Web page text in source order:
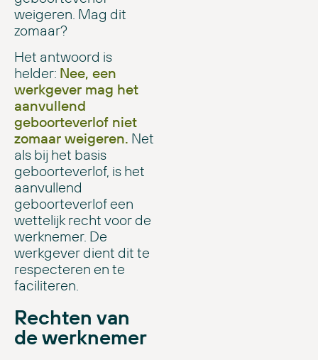
weigeren. Mag dit
zomaar?
Het antwoord is
helder: Nee, een
werkgever mag het
aanvullend
geboorteverlof niet
zomaar weigeren. Net
als bij het basis
geboorteverlof, is het
aanvullend
geboorteverlof een
wettelijk recht voor de
werknemer. De
werkgever dient dit te
respecteren en te
faciliteren.
Rechten van
de werknemer